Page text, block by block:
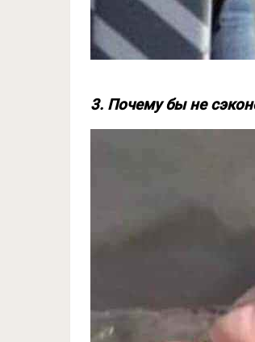
3. Почему бы не